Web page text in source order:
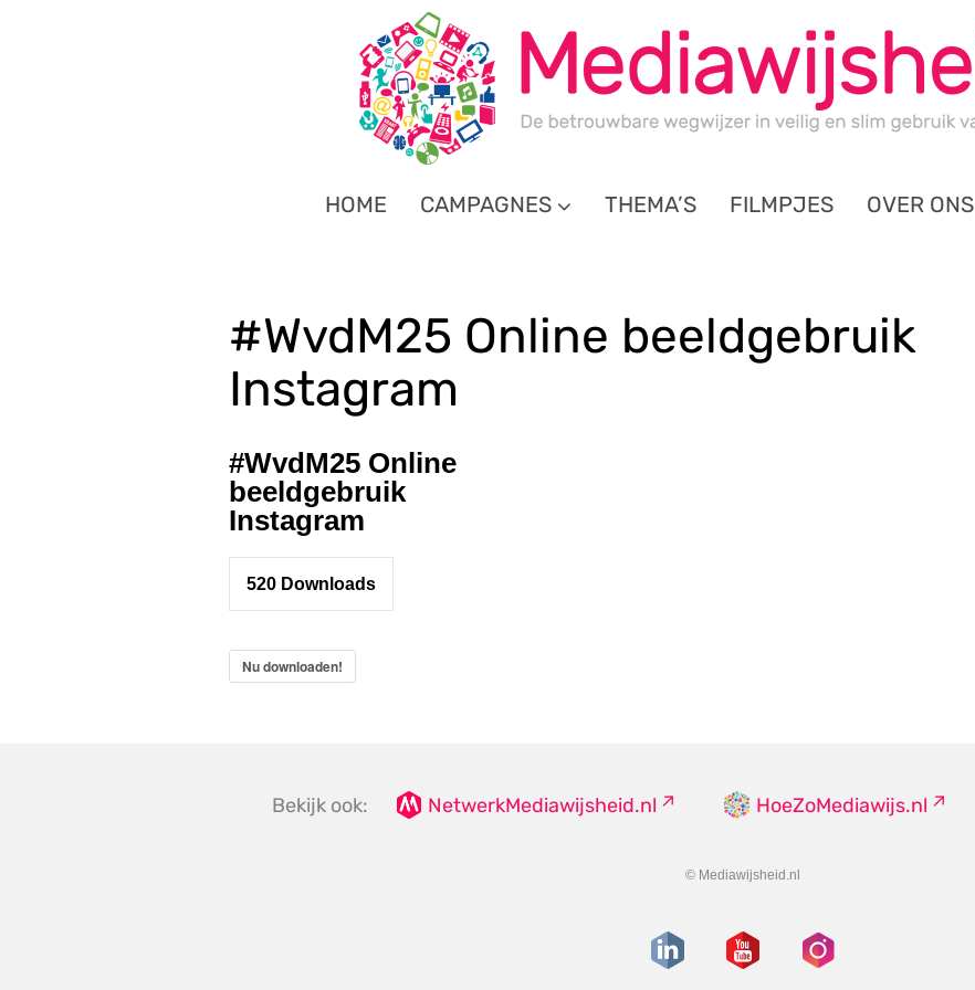
HOME CAMPAGNES THEMA’S FILMPJES OVER ONS
#WvdM25 Online beeldgebruik
Instagram
#WvdM25 Online
beeldgebruik
Instagram
520 Downloads
Nu downloaden!
Bekijk ook: NetwerkMediawijsheid.nl HoeZoMediawijs.nl
© Mediawijsheid.nl